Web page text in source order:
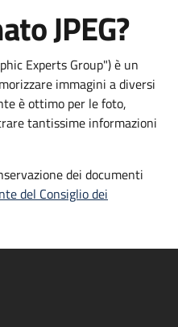
JPEG?
Experts Group") è un
immagini a diversi
è ottimo per le foto,
tantissime informazioni
dei documenti
del Consiglio dei